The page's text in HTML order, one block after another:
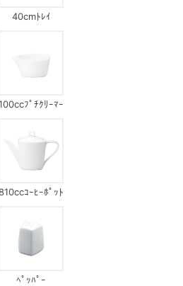
40cmﾄﾚｲ
ﾌﾟﾁｸﾘｰﾏｰ
ｺｰﾋｰﾎﾟｯﾄ
ﾍﾟｯﾊﾟｰ